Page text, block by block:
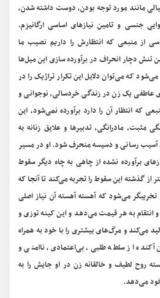
مانند مورد توجه بودن، دوست داشته شدن،
جنسی و تامین نیازهای اساسی ارگانیزم.
از منبعی که انتظارش را داریم نصیب ما
تنش دچار انحراف در برآورده سازی این میل‌ها
که می‌توان دلایل این تکرار تراژیک را در
عاطفی یک زن در زندگی خردسالی، نوجوانی و
که انتظار آن را دارد برآورده نمی‌شود، این
مثبت، مادرانگی، تدبیرها و علایق زنانه به
آسیب رسانی و دسیسه منحرف شود. او در مسیر
برآورده نشده از چاهی به چاه دیگر سقوط
از گذشته این سقوط را تجربه می‌کند تا آنجا که
می‌شود که آهسته آهسته آن نیاز اصلی
به هر قیمت می‌دهد و این کینه توزی و
می‌کند و مرگ‌های بیشتری را با خود به همراه
آکنده از سلطه طلبی، بی‌اعتمادی، ناامنی و
روح لطیف و خالقانه زن در او جایش را به
خود می‌دهد.